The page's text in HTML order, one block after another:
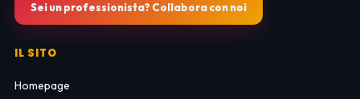
Sei un professionista? Collabora con noi
IL SITO
Homepage